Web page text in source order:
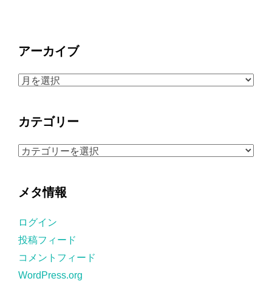
アーカイブ
ア
ブ
カテゴリー
カ
ー
メタ情報
ログイン
投稿フィード
コメントフィード
WordPress.org